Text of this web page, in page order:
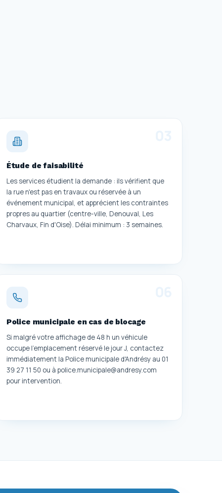
Étude de faisabilité
Les services étudient la demande : ils vérifient que
la rue n'est pas en travaux ou réservée à un
événement municipal, et apprécient les contraintes
propres au quartier (centre-ville, Denouval, Les
Charvaux, Fin d'Oise). Délai minimum : 3 semaines.
Police municipale en cas de blocage
Si malgré votre affichage de 48 h un véhicule
occupe l'emplacement réservé le jour J, contactez
immédiatement la Police municipale d'Andrésy au 01
39 27 11 50 ou à police.municipale@andresy.com
pour intervention.